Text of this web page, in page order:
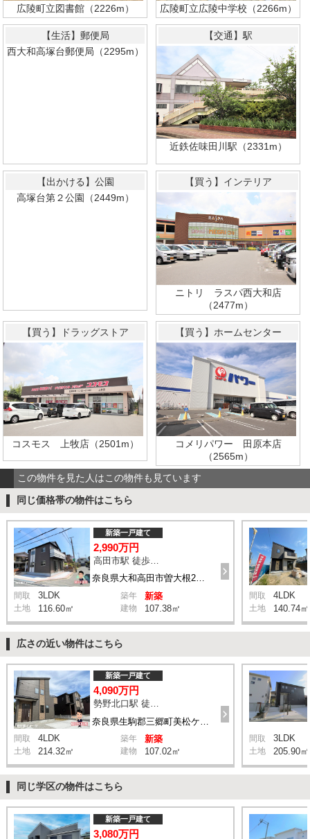
広陵町立図書館（2226m） 広陵町立広陵中学校（2266m）
【生活】郵便局
西大和高塚台郵便局（2295m）
【交通】駅
近鉄佐味田川駅（2331m）
【出かける】公園
高塚台第２公園（2449m）
【買う】インテリア
ニトリ ラスパ西大和店
（2477m）
【買う】ドラッグストア
コスモス 上牧店（2501m）
【買う】ホームセンター
コメリパワー 田原本店
（2565m）
この物件を見た人はこの物件も見ています
同じ価格帯の物件はこちら
奈良県大和高田市曽大根2丁目1-6付近
新築一戸建て
2,990万円
間取 3LDK 築年 新築
土地 116.60㎡ 建物 107.38㎡
間取 4LDK
土地 140.74㎡
広さの近い物件はこちら
新築一戸建て
4,090万円
勢野北口駅 徒歩11分
間取 4LDK 築年 新築
土地 214.32㎡ 建物 107.02㎡
間取 3LDK
土地 205.90㎡
同じ学区の物件はこちら
新築一戸建て
3,080万円